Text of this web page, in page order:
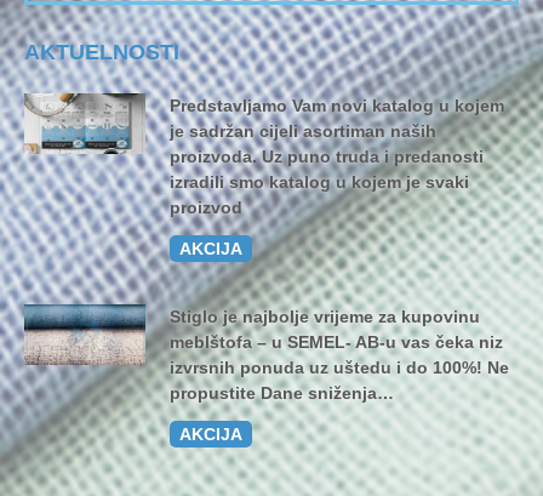
AKTUELNOSTI
Predstavljamo Vam novi katalog u kojem
je sadržan cijeli asortiman naših
proizvoda. Uz puno truda i predanosti
izradili smo katalog u kojem je svaki
proizvod
AKCIJA
Stiglo je najbolje vrijeme za kupovinu
meblštofa – u SEMEL- AB-u vas čeka niz
izvrsnih ponuda uz uštedu i do 100%! Ne
propustite Dane sniženja…
AKCIJA